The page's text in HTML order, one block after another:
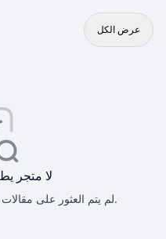
عرض الكل
لا متجر
لم يتم العثور على مقالات مطابقة للبحث الذي تم تحديده.